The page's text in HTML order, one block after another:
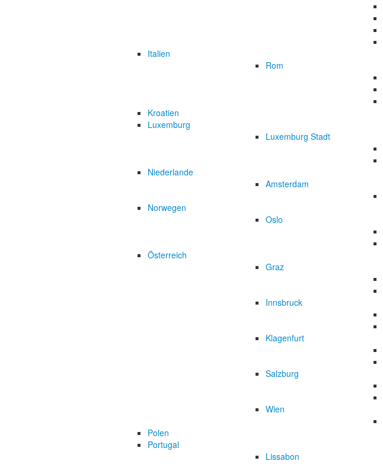
Italien
Rom
Kroatien
Luxemburg
Luxemburg Stadt
Niederlande
Amsterdam
Norwegen
Oslo
Österreich
Graz
Innsbruck
Klagenfurt
Salzburg
Wien
Polen
Portugal
Lissabon